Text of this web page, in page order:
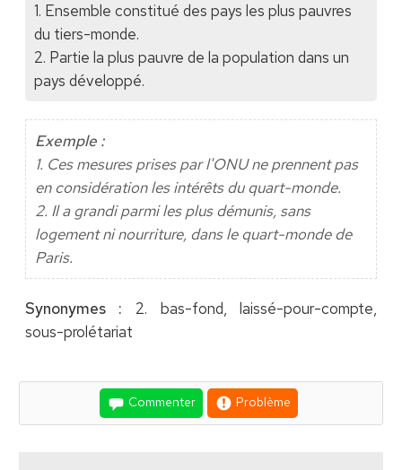
1. Ensemble constitué des pays les plus pauvres
du tiers-monde.
2. Partie la plus pauvre de la population dans un
pays développé.
Exemple :
1. Ces mesures prises par l'ONU ne prennent pas
en considération les intérêts du quart-monde.
2. Il a grandi parmi les plus démunis, sans
logement ni nourriture, dans le quart-monde de
Paris.
Synonymes : 2. bas-fond, laissé-pour-compte,
sous-prolétariat
Commenter Problème